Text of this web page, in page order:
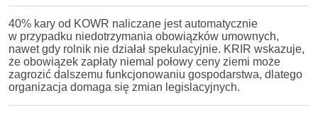
40% kary od KOWR naliczane jest automatycznie
w przypadku niedotrzymania obowiązków umownych,
nawet gdy rolnik nie działał spekulacyjnie. KRIR wskazuje,
że obowiązek zapłaty niemal połowy ceny ziemi może
zagrozić dalszemu funkcjonowaniu gospodarstwa, dlatego
organizacja domaga się zmian legislacyjnych.